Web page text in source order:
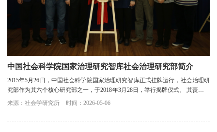
中国社会科学院国家治理研究智库社会治理研究部简介
2015年5月26日，中国社会科学院国家治理研究智库正式挂牌运行，社会治理研
究部作为其六个核心研究部之一，于2018年3月28日，举行揭牌仪式。 其责任单
位是中国社会科学院社会学研究所。主要研...
来源：社会学研究所 时间：2026-05-06